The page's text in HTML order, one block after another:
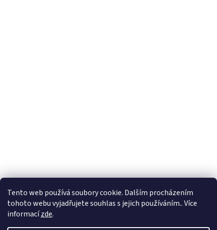
Tento web používá soubory cookie. Dalším procházením
tohoto webu vyjadřujete souhlas s jejich používáním.. Více
informacízde.